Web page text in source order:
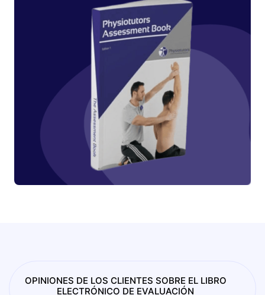
OPINIONES DE LOS CLIENTES SOBRE EL LIBRO
ELECTRÓNICO DE EVALUACIÓN